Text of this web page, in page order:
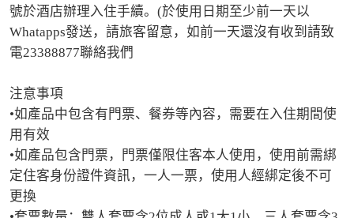
號於酒店辦理入住手續。(於使用日期至少前一天以
Whatapps發送，請旅客留意，如前一天還沒有收到請致
電23388877聯絡我們
注意事項
•如產品中包含有門票、餐券等內容，需要在入住期間使
用有效
•如產品包含門票，門票僅限住客本人使用，使用前需綁
定住客身份證件資訊，一人一票，使用人經綁定後不可
更換